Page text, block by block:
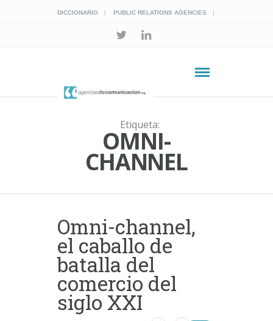
DICCIONARIO PUBLIC RELATIONS AGENCIES
Etiqueta:
OMNI-
CHANNEL
Omni-channel,
el caballo de
batalla del
comercio del
siglo XXI